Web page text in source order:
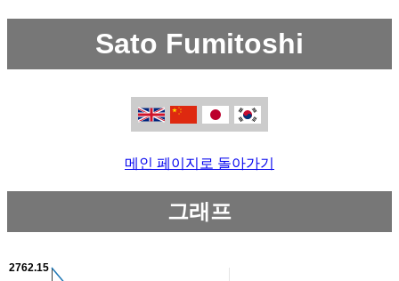
Sato Fumitoshi
메인 페이지로 돌아가기
그래프
2762.15